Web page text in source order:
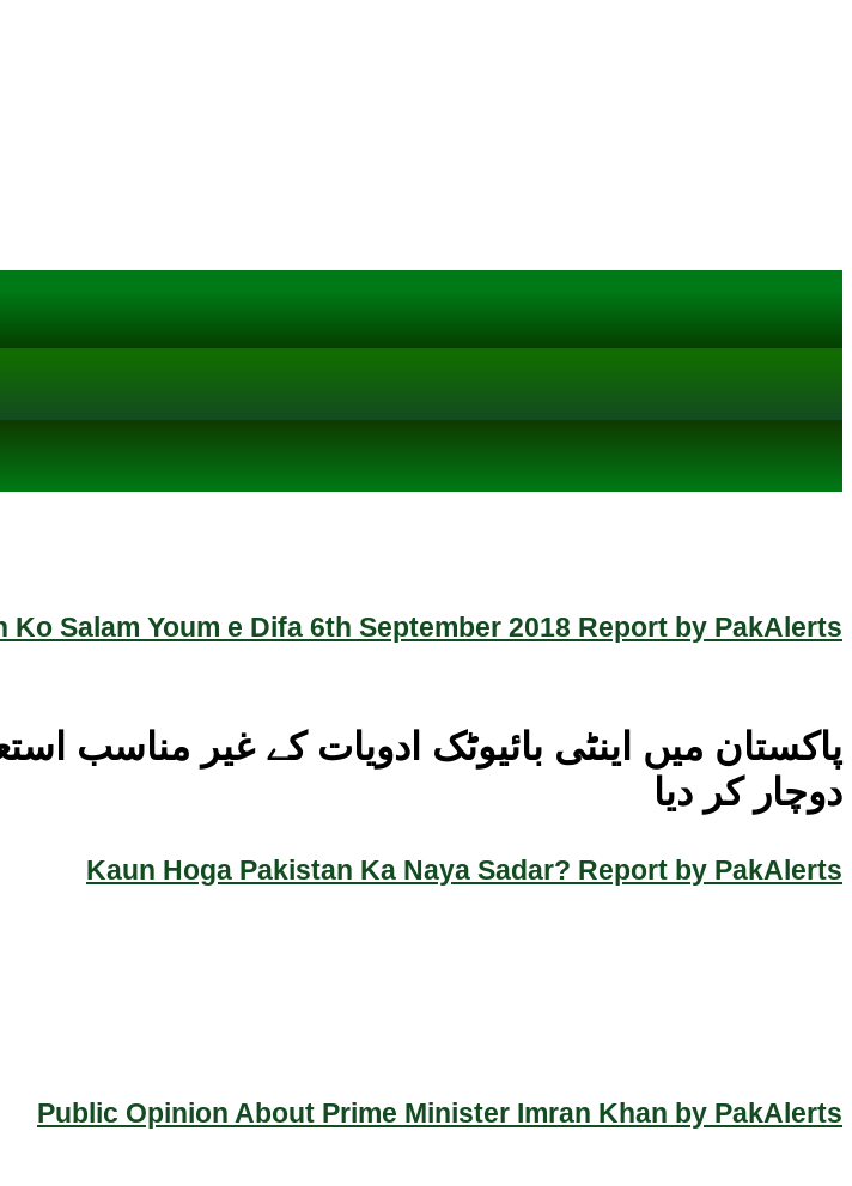
Ko Salam Youm e Difa 6th September 2018 Report by PakAlerts
Kaun Hoga Pakistan Ka Naya Sadar? Report by PakAlerts
Public Opinion About Prime Minister Imran Khan by PakAlerts
پاکستان میں اینٹی بائیوٹک ادویات کے غیر
دوچار کر دیا